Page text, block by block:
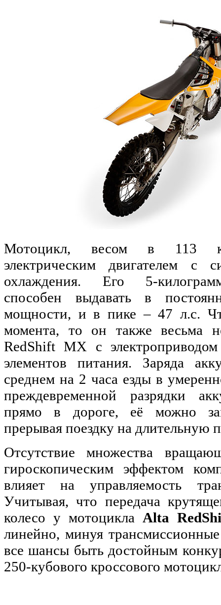
Мотоцикл, весом в 113
электрическим двигателем с
охлаждения. Его 5-
способен выдавать в
мощности, и в пике – 47 л.с.
момента, то он также весьма
RedShift MX с
элементов питания. Заряда
среднем на 2 часа езды в
преждевременной разрядки
прямо в дороге, её можно
прерывая поездку на длительную
Отсутствие множества
гироскопическим эффектом
влияет на управляемость
Учитывая, что передача
колесо у мотоцикла Alta
линейно, минуя
все шансы быть достойным
250-кубового кроссового